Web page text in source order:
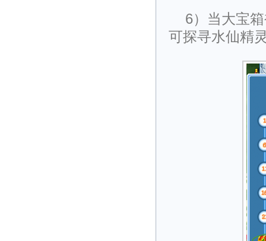
6）当大宝
可探寻水仙精